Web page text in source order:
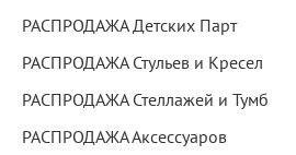
РАСПРОДАЖА Детских Парт
РАСПРОДАЖА Стульев и Кресел
РАСПРОДАЖА Стеллажей и Тумб
РАСПРОДАЖА Аксессуаров